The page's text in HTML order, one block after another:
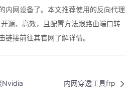
内网设备了。本文推荐使用的反向代理
源、高效，且配置方法跟路由端口转
链接前往其官网了解详情。
Nvidia
内网穿透工具frp